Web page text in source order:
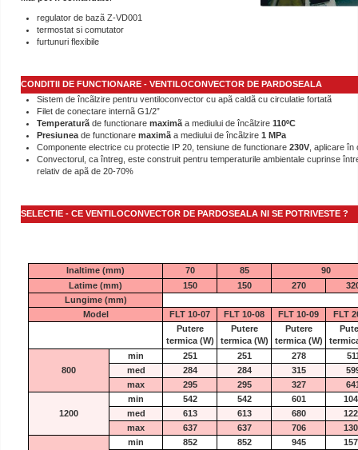
regulator de bazã Z-VD001
termostat si comutator
furtunuri flexibile
CONDITII DE FUNCTIONARE - VENTILOCONVECTOR DE PARDOSEALA
Sistem de încãlzire pentru ventiloconvector cu apã caldã cu circulatie fortatã
Filet de conectare internã G1/2”
Temperaturã de functionare maximã a mediului de încãlzire 110ºC
Presiunea de functionare maximã a mediului de încãlzire 1 MPa
Componente electrice cu protectie IP 20, tensiune de functionare 230V , aplicare
Convectorul, ca întreg, este construit pentru temperaturile ambientale cuprinse
relativ de apã de 20-70%
SELECTIE - CE VENTILOCONVECTOR DE PARDOSEALA NI SE POTRIVESTE ?
Inaltime (mm) 70 85
90
Latime (mm)
150 150 270
Lungime (mm)
Model
FLT 10-07 FLT 10-08 FLT 10-09
FLT
Putere
termica(W)
Putere
termica(W)
Putere
termica(W)
800
min 251 251 278
med
284 284 315
max
295 295 327
1200
min 542 542 601
med
613 613 680
max
637 637 706
min
852 852 945